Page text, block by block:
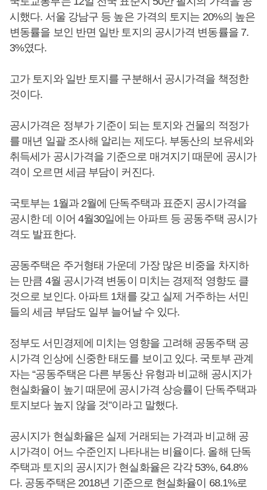
시했다. 서울 강남구 등 높은 가격의 토지는 20%의 높은
변동률을 보인 반면 일반 토지의 공시가격 변동률을 7.
3%였다.
고가 토지와 일반 토지를 구분해서 공시가격을 책정한
것이다.
공시가격은 정부가 기준이 되는 토지와 건물의 적정가
를 매년 일괄 조사해 알리는 제도다. 부동산의 보유세와
취득세가 공시가격을 기준으로 매겨지기 때문에 공시가
격이 오르면 세금 부담이 커진다.
국토부는 1월과 2월에 단독주택과 표준지 공시가격을
공시한 데 이어 4월30일에는 아파트 등 공동주택 공시가
격도 발표한다.
공동주택은 주거형태 가운데 가장 많은 비중을 차지하
는 만큼 4월 공시가격 변동이 미치는 경제적 영향도 클
것으로 보인다. 아파트 1채를 갖고 실제 거주하는 서민
들의 세금 부담도 일부 늘어날 수 있다.
정부도 서민경제에 미치는 영향을 고려해 공동주택 공
시가격 인상에 신중한 태도를 보이고 있다. 국토부 관계
자는 “공동주택은 다른 부동산 유형과 비교해 공시지가
현실화율이 높기 때문에 공시가격 상승률이 단독주택과
토지보다 높지 않을 것”이라고 말했다.
공시지가 현실화율은 실제 거래되는 가격과 비교해 공
시가격이 어느 수준인지 나타내는 비율이다. 올해 단독
주택과 토지의 공시지가 현실화율은 각각 53%, 64.8%
다. 공동주택은 2018년 기준으로 현실화율이 68.1%로